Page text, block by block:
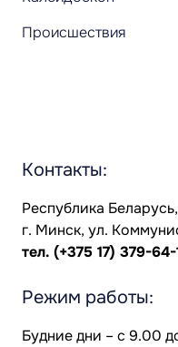
Происшествия
Контакты:
Республика
г. Минск, ул.
тел. (+375 17) 379-64-
Режим работы:
Будние дни – с 9.00